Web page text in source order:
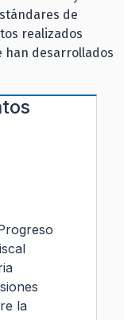
de
realizados
han desarrollados
la